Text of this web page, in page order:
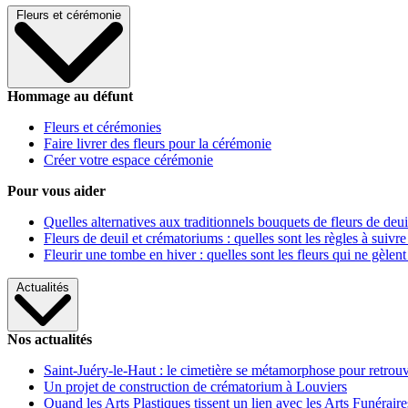
Fleurs et cérémonie
Hommage au défunt
Fleurs et cérémonies
Faire livrer des fleurs pour la cérémonie
Créer votre espace cérémonie
Pour vous aider
Quelles alternatives aux traditionnels bouquets de fleurs de
Fleurs de deuil et crématoriums : quelles sont les règles à
Fleurir une tombe en hiver : quelles sont les fleurs qui ne gèlent
Actualités
Nos actualités
Saint-Juéry-le-Haut : le cimetière se métamorphose pour
Un projet de construction de crématorium à Louviers
Quand les Arts Plastiques tissent un lien avec les Arts